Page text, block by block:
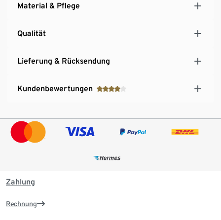
Material & Pflege
Qualität
Lieferung & Rücksendung
Kundenbewertungen
Zahlung
Rechnung